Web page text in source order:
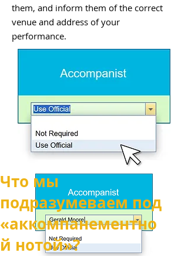
them, and inform them of the correct
venue and address of your
performance.
Что мы
подразумеваем под
«аккомпанементно
й нотой»?